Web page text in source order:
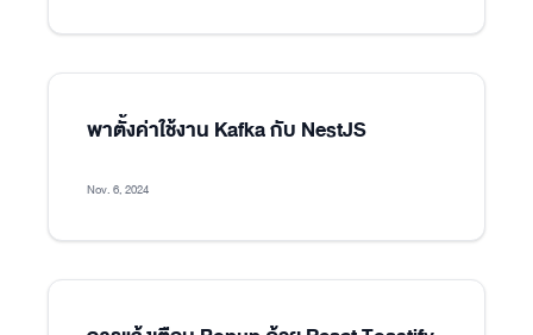
พาตั้งค่าใช้งาน Kafka กับ NestJS
Nov. 6, 2024